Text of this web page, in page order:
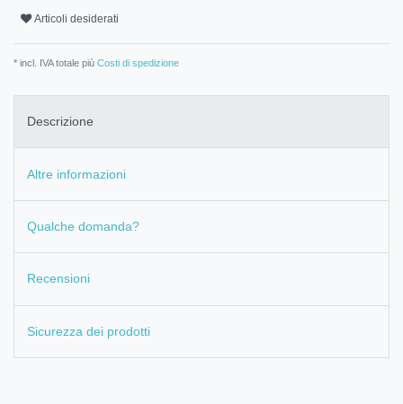
Articoli desiderati
* incl. IVA totale più Costi di spedizione
Descrizione
Altre informazioni
Qualche domanda?
Recensioni
Sicurezza dei prodotti